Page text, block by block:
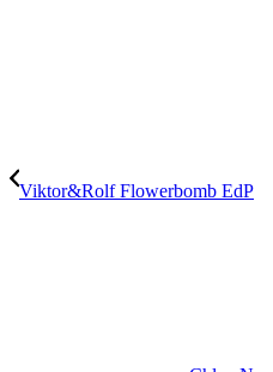
Viktor&Rolf Flowerbomb EdP